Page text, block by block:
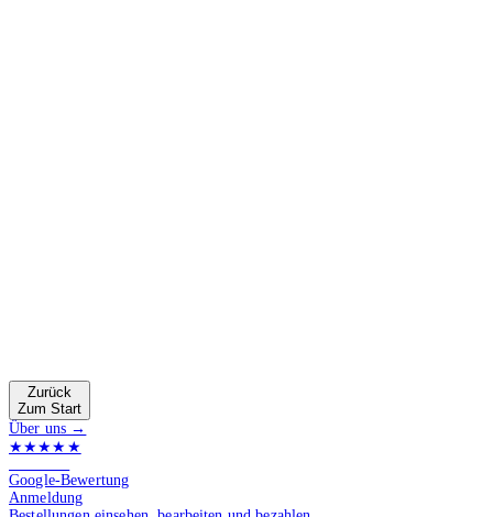
Zurück
Zum Start
Über uns →
★★★★★
Google-Bewertung
Anmeldung